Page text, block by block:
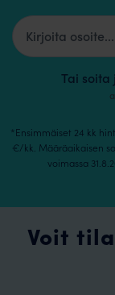
Kotiosoite
Tai
*Ensimmäiset 24 kk
€/kk. Määräaikaisen
voimassa
Voit